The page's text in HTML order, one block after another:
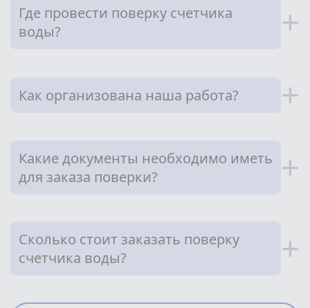
Где провести поверку счетчика
воды?
+
Как организована наша работа? +
Какие документы необходимо иметь
для заказа поверки?
+
Сколько стоит заказать поверку
счетчика воды?
+